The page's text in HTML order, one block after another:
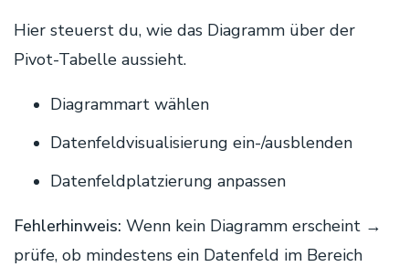
Hier steuerst du, wie das Diagramm über der
Pivot-Tabelle aussieht.
Diagrammart wählen
Datenfeldvisualisierung ein-/ausblenden
Datenfeldplatzierung anpassen
Fehlerhinweis: Wenn kein Diagramm erscheint →
prüfe, ob mindestens ein Datenfeld im Bereich